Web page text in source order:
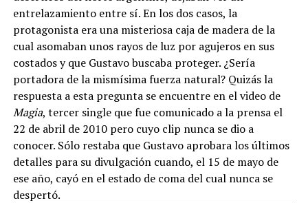
entrelazamiento entre sí. En los dos casos, la
protagonista era una misteriosa caja de madera de la
cual asomaban unos rayos de luz por agujeros en sus
costados y que Gustavo buscaba proteger. ¿Sería
portadora de la mismísima fuerza natural? Quizás la
respuesta a esta pregunta se encuentre en el video de
Magia, tercer single que fue comunicado a la prensa el
22 de abril de 2010 pero cuyo clip nunca se dio a
conocer. Sólo restaba que Gustavo aprobara los últimos
detalles para su divulgación cuando, el 15 de mayo de
ese año, cayó en el estado de coma del cual nunca se
despertó.